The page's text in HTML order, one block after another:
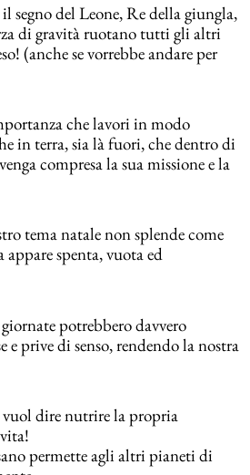
del Leone, Re della giungla,
di gravità ruotano tutti gli altri
(anche se vorrebbe andare per
che lavori in modo
in terra, sia là fuori, che dentro di
compresa la sua missione e la
tema natale non splende come
spenta, vuota ed
potrebbero davvero
e prive di senso, rendendo la nostra
dire nutrire la propria
permette agli altri pianeti di